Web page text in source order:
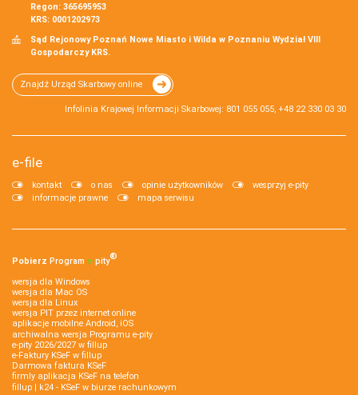
Regon: 365695953
KRS: 0001202973
Sąd Rejonowy Poznań Nowe Miasto i Wilda w Poznaniu Wydział VIII
Gospodarczy KRS.
Znajdź Urząd Skarbowy online
Infolinia Krajowej Informacji Skarbowej: 801 055 055, +48 22 330 03 30
e-file
kontakt o nas opinie użytkowników
wesprzyj e-pity
informacje prawne
mapa serwisu
Pobierz Program e‑pity®
wersja dla Windows
wersja dla Mac OS
wersja dla Linux
wersja PIT przez internet online
aplikacje mobilne Android, iOS
archiwalna wersja Programu e-pity
e-pity 2026/2027 w fillup
e‑Faktury KSeF w fillup
Darmowa faktura KSeF
firmly aplikacja KSeF na telefon
fillup | k24 - KSeF w biurze rachunkowym